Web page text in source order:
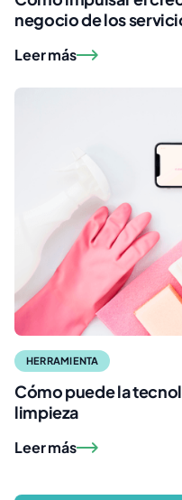
negocio de los
Leer más
HERRAMIENTA
Cómo puede la
limpieza
Leer más